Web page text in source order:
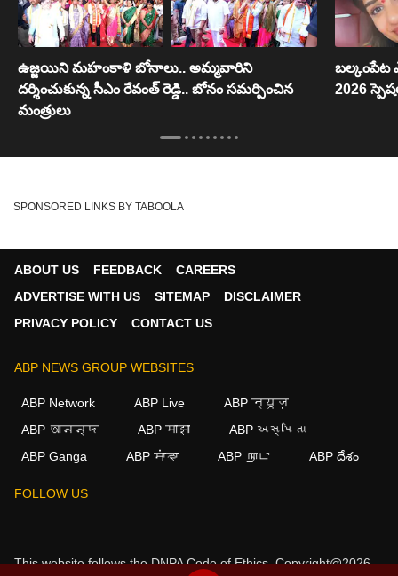
ఉజ్జయిని మహంకాళి బోనాలు.. అమ్మవారిని
దర్శించుకున్న సీఎం రేవంత్ రెడ్డి.. బోనం సమర్పించిన
మంత్రులు
బల్కంపేట
2026
SPONSORED LINKS BY TABOOLA
ABOUT US FEEDBACK
CAREERS
ADVERTISE WITH US
SITEMAP
DISCLAIMER
PRIVACY POLICY
CONTACT US
ABP NEWS GROUP WEBSITES
ABP Network ABP Live
ABP न्यूज़
ABP আনন্দ
ABP माझा
ABP અસ્મિતા
ABP Ganga
ABP ਸਾਂਝਾ ABP நாடு ABP దేశం
FOLLOW US
This website follows theDNPA Code of Ethics.Copyright@2026.
We use cookies to improve your experience, analyze